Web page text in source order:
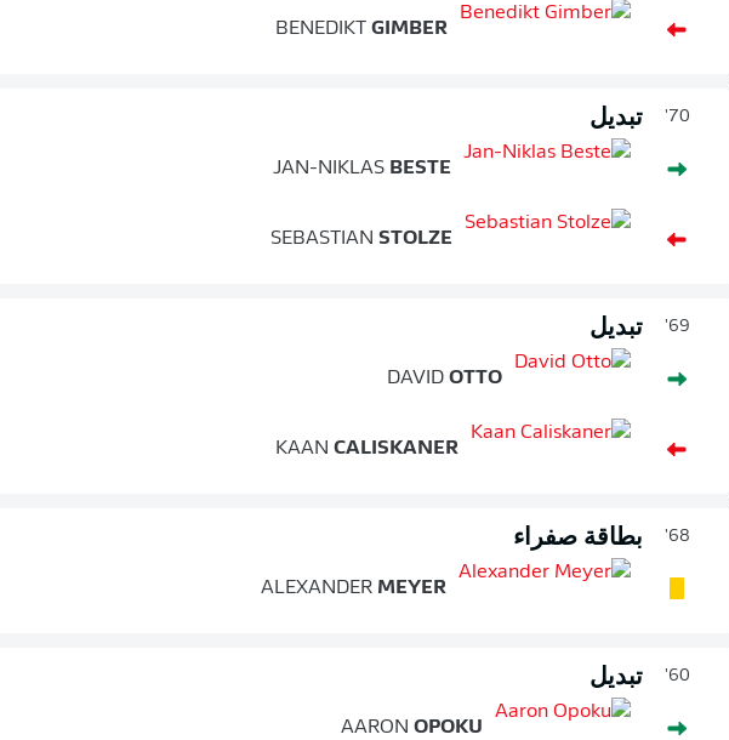
BENEDIKT GIMBER
70' تبديل
JAN-NIKLAS BESTE
SEBASTIAN STOLZE
69' تبديل
DAVID OTTO
KAAN CALISKANER
68' بطاقة صفراء
ALEXANDER MEYER
60' تبديل
AARON OPOKU